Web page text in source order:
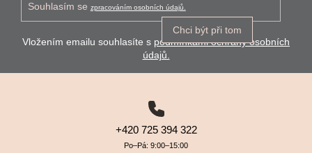
Souhlasím se zpracováním osobních údajů.
Chci být při tom
Vložením emailu souhlasíte s podmínkami ochrany osobních
údajů.
+420 725 394 322
Po–⁠⁠⁠⁠⁠⁠Pá: 9:00–⁠⁠⁠⁠⁠⁠15:00